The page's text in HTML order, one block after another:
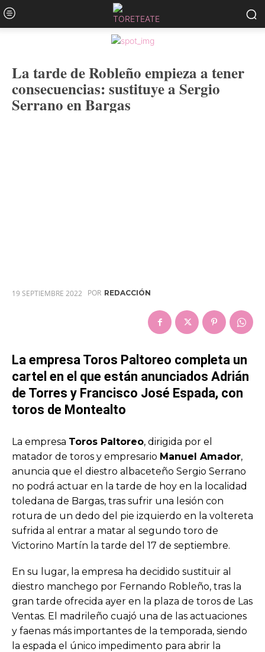
La tarde de Robleño empieza a tener
consecuencias: sustituye a Sergio
Serrano en Bargas
19 SEPTIEMBRE 2022 POR REDACCIÓN
La empresa Toros Paltoreo completa un
cartel en el que están anunciados Adrián
de Torres y Francisco José Espada, con
toros de Montealto
La empresa Toros Paltoreo, dirigida por el
matador de toros y empresario Manuel Amador,
anuncia que el diestro albaceteño Sergio Serrano
no podrá actuar en la tarde de hoy en la localidad
toledana de Bargas, tras sufrir una lesión con
rotura de un dedo del pie izquierdo en la voltereta
sufrida al entrar a matar al segundo toro de
Victorino Martín la tarde del 17 de septiembre.
En su lugar, la empresa ha decidido sustituir al
diestro manchego por Fernando Robleño, tras la
gran tarde ofrecida ayer en la plaza de toros de Las
Ventas. El madrileño cuajó una de las actuaciones
y faenas más importantes de la temporada, siendo
la espada el único impedimento para abrir la